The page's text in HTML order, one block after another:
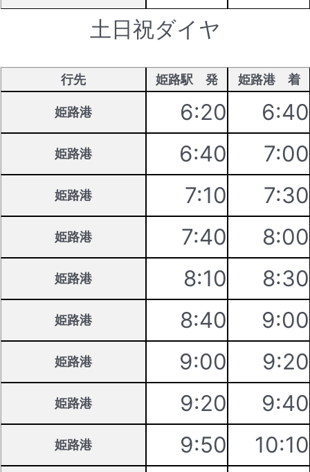
土日祝ダイヤ
行先 姫路駅 発 姫路港 着
姫路港 6:20 6:40
姫路港 6:40 7:00
姫路港 7:10 7:30
姫路港 7:40 8:00
姫路港 8:10 8:30
姫路港 8:40 9:00
姫路港 9:00 9:20
姫路港 9:20 9:40
姫路港 9:50 10:10